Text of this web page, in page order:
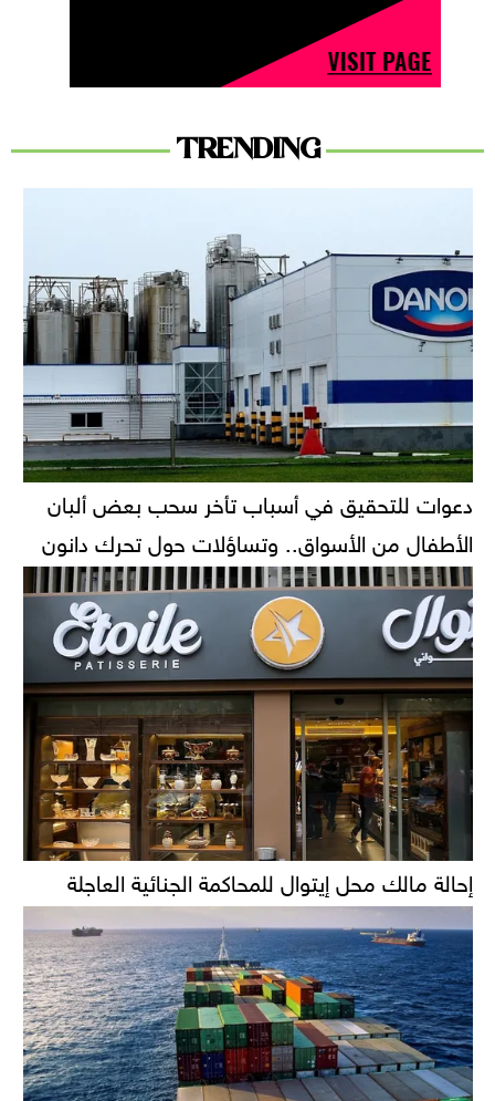
TRENDING
دعوات للتحقيق في أسباب تأخر سحب بعض ألبان
الأطفال من الأسواق.. وتساؤلات حول تحرك دانون
إحالة مالك محل إيتوال للمحاكمة الجنائية العاجلة